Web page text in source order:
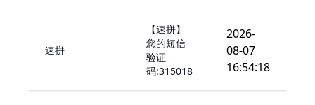
速拼
【速拼】
您的短信
验证
码:315018
2026-
08-07
16:54:18